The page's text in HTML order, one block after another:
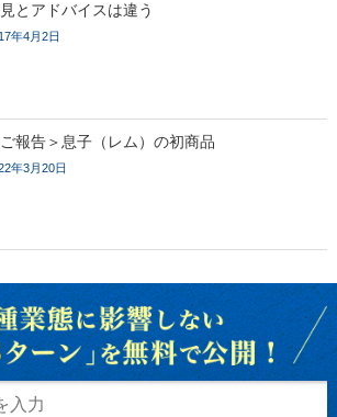
とアドバイスは違う
年4月2日
ご報告＞息子（レム）の初商品
年3月20日